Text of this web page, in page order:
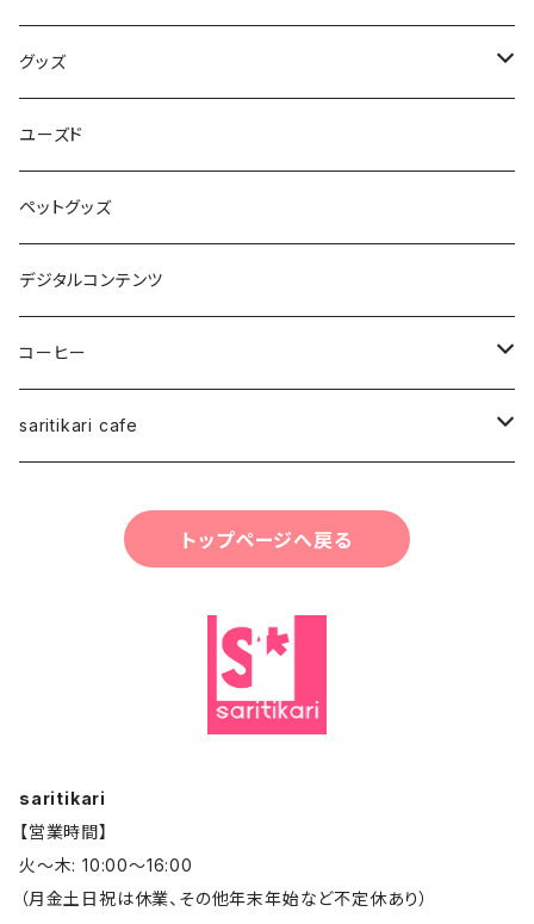
半袖Tシャツ
長袖Tシャツ
パーカー・その他
Japan Art
スタッフ
グッズ
バッグ・ポーチ
雑貨・小物
ユーズド
ペットグッズ
デジタルコンテンツ
コーヒー
saritikariブレンドコーヒー豆
saritikari cafe
トップページへ戻る
saritikari
【営業時間】
火～木: 10:00～16:00
（月金土日祝は休業、その他年末年始など不定休あり）